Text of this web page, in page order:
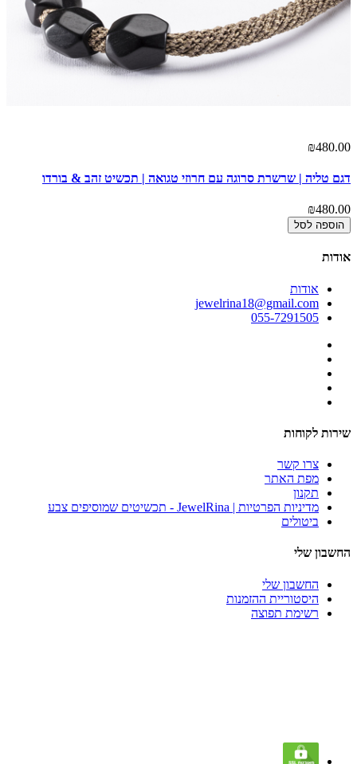
₪480.00
דגם טליה | שרשרת סרוגה עם חרוזי טגואה | תכשיט זהב & בורדו
₪480.00
הוספה לסל
אודות
אודות
jewelrina18@gmail.com
055-7291505
שירות לקוחות
צרו קשר
מפת האתר
תקנון
מדיניות הפרטיות | JewelRina - תכשיטים שמוסיפים צבע
ביטולים
החשבון שלי
החשבון שלי
היסטוריית ההזמנות
רשימת תפוצה